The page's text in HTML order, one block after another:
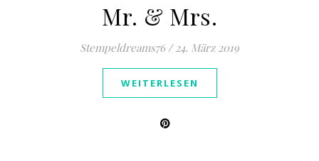
Mr. & Mrs.
Stempeldreams76 / 24. März 2019
WEITERLESEN